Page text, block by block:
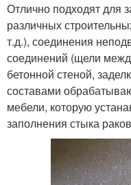
Отлично подходят для
различных
т.д.), соединения
соединений (щели
бетонной стеной,
составами
мебели, которую
заполнения стыка